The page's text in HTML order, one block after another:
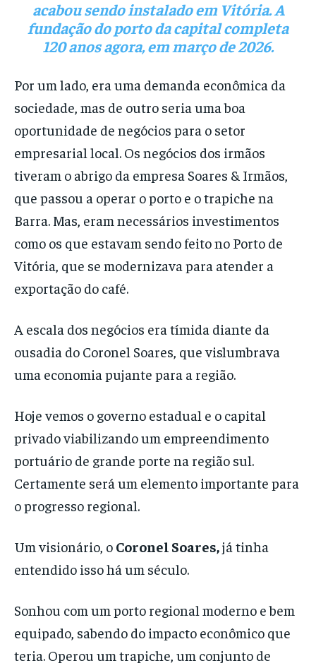
acabou sendo instalado em Vitória. A
fundação do porto da capital completa
120 anos agora, em março de 2026.
Por um lado, era uma demanda econômica da
sociedade, mas de outro seria uma boa
oportunidade de negócios para o setor
empresarial local. Os negócios dos irmãos
tiveram o abrigo da empresa Soares & Irmãos,
que passou a operar o porto e o trapiche na
Barra. Mas, eram necessários investimentos
como os que estavam sendo feito no Porto de
Vitória, que se modernizava para atender a
exportação do café.
A escala dos negócios era tímida diante da
ousadia do Coronel Soares, que vislumbrava
uma economia pujante para a região.
Hoje vemos o governo estadual e o capital
privado viabilizando um empreendimento
portuário de grande porte na região sul.
Certamente será um elemento importante para
o progresso regional.
Um visionário, o Coronel Soares,já tinha
entendido isso há um século.
Sonhou com um porto regional moderno e bem
equipado, sabendo do impacto econômico que
teria. Operou um trapiche, um conjunto de